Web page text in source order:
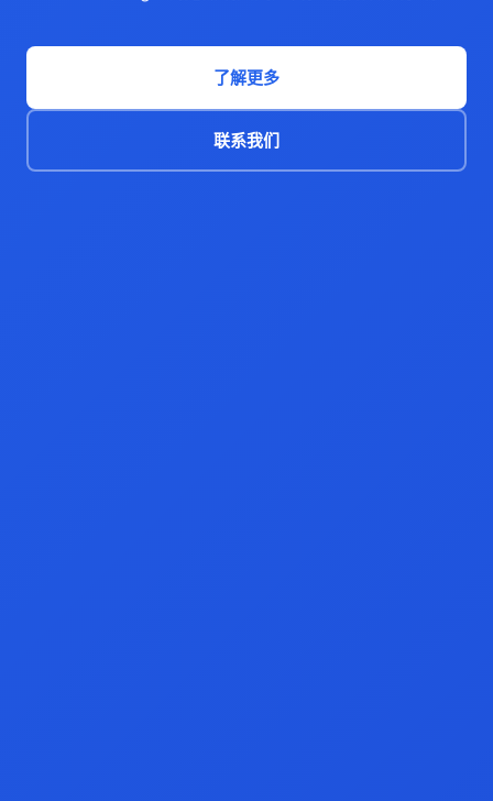
了解更多
联系我们